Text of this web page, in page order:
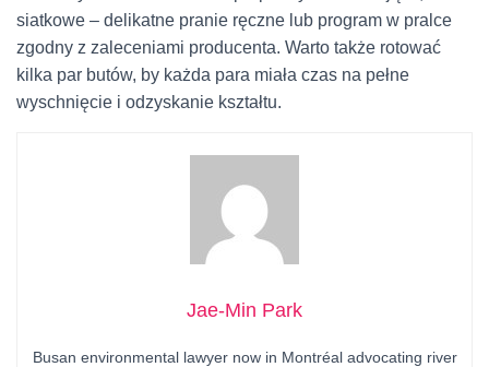
siatkowe – delikatne pranie ręczne lub program w pralce
zgodny z zaleceniami producenta. Warto także rotować
kilka par butów, by każda para miała czas na pełne
wyschnięcie i odzyskanie kształtu.
Jae-Min Park
Busan environmental lawyer now in Montréal advocating river